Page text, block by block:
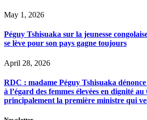
May 1, 2026
Péguy Tshisuaka sur la jeunesse
se lève pour son pays gagne toujours
April 28, 2026
RDC : madame Péguy Tshisuaka
à l’égard des femmes élevées en dignité au
principalement la première ministre qui